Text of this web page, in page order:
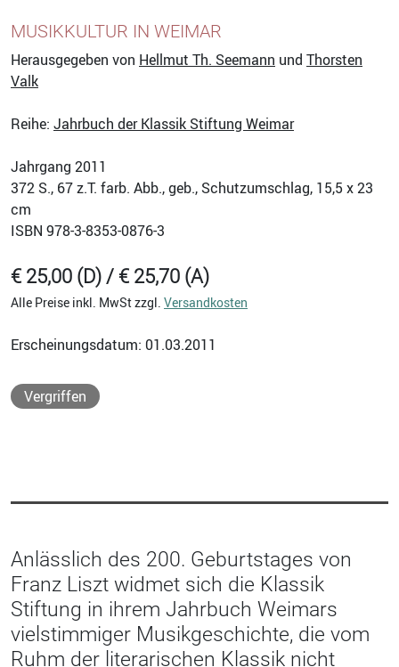
MUSIKKULTUR IN WEIMAR
Herausgegeben von Hellmut Th. Seemann und Thorsten
Valk
Reihe: Jahrbuch der Klassik Stiftung Weimar
Jahrgang 2011
372 S., 67 z.T. farb. Abb., geb., Schutzumschlag, 15,5 x 23
cm
ISBN 978-3-8353-0876-3
€ 25,00 (D) / € 25,70 (A)
Alle Preise inkl. MwSt zzgl. Versandkosten
Erscheinungsdatum: 01.03.2011
Vergriffen
Anlässlich des 200. Geburtstages von
Franz Liszt widmet sich die Klassik
Stiftung in ihrem Jahrbuch Weimars
vielstimmiger Musikgeschichte, die vom
Ruhm der literarischen Klassik nicht